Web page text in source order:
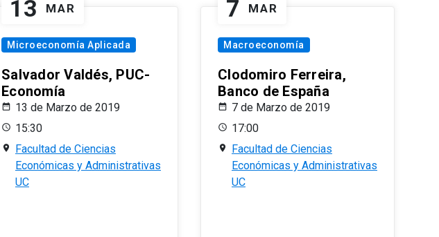
13 MAR
Microeconomía Aplicada
Salvador Valdés, PUC-
Economía
13 de Marzo de 2019
15:30
Facultad de Ciencias
Económicas y Administrativas
UC
7 MAR
Macroeconomía
Clodomiro Ferreira,
Banco de España
7 de Marzo de 2019
17:00
Facultad de Ciencias
Económicas y Administrativas
UC